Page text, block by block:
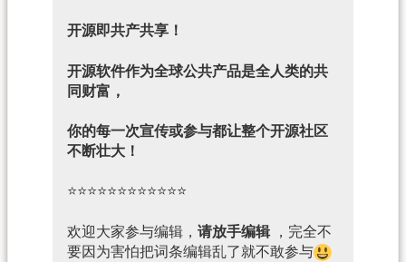
开源即共产共享！
开源软件作为全球公共产品是全人类的共
同财富，
你的每一次宣传或参与都让整个开源社区
不断壮大！
⭐⭐⭐⭐⭐⭐⭐⭐⭐⭐⭐⭐
欢迎大家参与编辑，请放手编辑，完全不
要因为害怕把词条编辑乱了就不敢参与